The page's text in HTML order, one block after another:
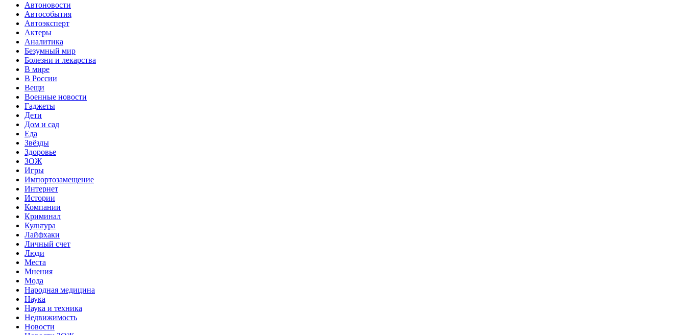
Автоновости
Автособытия
Автоэксперт
Актеры
Аналитика
Безумный мир
Болезни и лекарства
В мире
В России
Вещи
Военные новости
Гаджеты
Дети
Дом и сад
Еда
Звёзды
Здоровье
ЗОЖ
Игры
Импортозамещение
Интернет
Истории
Компании
Криминал
Культура
Лайфхаки
Личный счет
Люди
Места
Мнения
Мода
Народная медицина
Наука
Наука и техника
Недвижимость
Новости